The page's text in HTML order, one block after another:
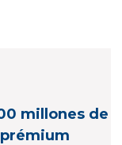
millones de